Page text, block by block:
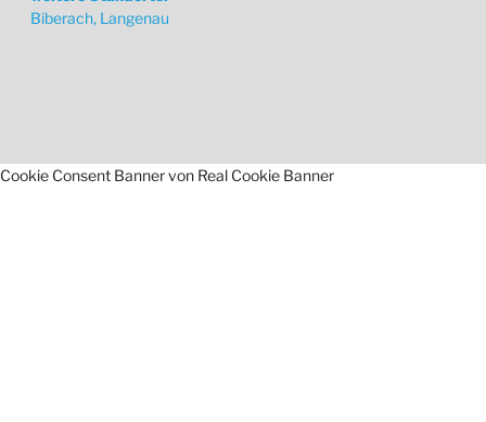
Biberach, Langenau
Cookie Consent Banner von Real Cookie Banner